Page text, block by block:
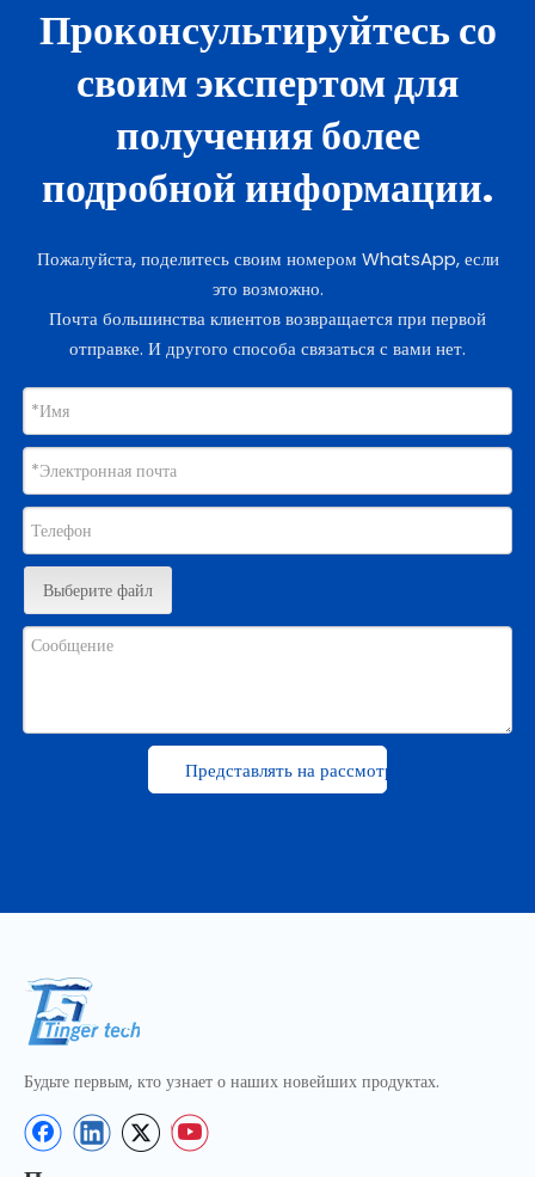
Проконсультируйтесь со
своим экспертом для
получения более
подробной информации.
Пожалуйста, поделитесь своим номером WhatsApp, если
это возможно.
Почта большинства клиентов возвращается при первой
отправке. И другого способа связаться с вами нет.
Выберите файл
Представлять на рассмотрение
Будьте первым, кто узнает о наших новейших продуктах.